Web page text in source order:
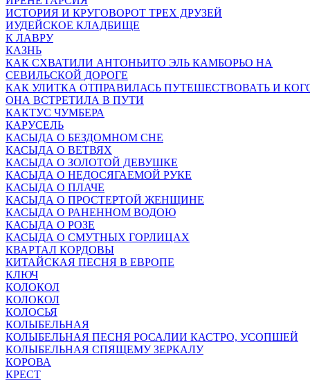
ИСТОРИЯ И КРУГОВОРОТ ТРЕХ ДРУЗЕЙ
ИУДЕЙСКОЕ КЛАДБИЩЕ
К ЛАВРУ
КАЗНЬ
КАК СХВАТИЛИ АНТОНЬИТО ЭЛЬ КАМБОРЬО НА
СЕВИЛЬСКОЙ ДОРОГЕ
КАК УЛИТКА ОТПРАВИЛАСЬ ПУТЕШЕСТВОВАТЬ И
ОНА ВСТРЕТИЛА В ПУТИ
КАКТУС ЧУМБЕРА
КАРУСЕЛЬ
КАСЫДА О БЕЗДОМНОМ СНЕ
КАСЫДА О ВЕТВЯХ
КАСЫДА О ЗОЛОТОЙ ДЕВУШКЕ
КАСЫДА О НЕДОСЯГАЕМОЙ РУКЕ
КАСЫДА О ПЛАЧЕ
КАСЫДА О ПРОСТЕРТОЙ ЖЕНЩИНЕ
КАСЫДА О РАНЕННОМ ВОДОЮ
КАСЫДА О РОЗЕ
КАСЫДА О СМУТНЫХ ГОРЛИЦАХ
КВАРТАЛ КОРДОВЫ
КИТАЙСКАЯ ПЕСНЯ В ЕВРОПЕ
КЛЮЧ
КОЛОКОЛ
КОЛОКОЛ
КОЛОСЬЯ
КОЛЫБЕЛЬНАЯ
КОЛЫБЕЛЬНАЯ ПЕСНЯ РОСАЛИИ КАСТРО, УСОПШЕЙ
КОЛЫБЕЛЬНАЯ СПЯЩЕМУ ЗЕРКАЛУ
КОРОВА
КРЕСТ